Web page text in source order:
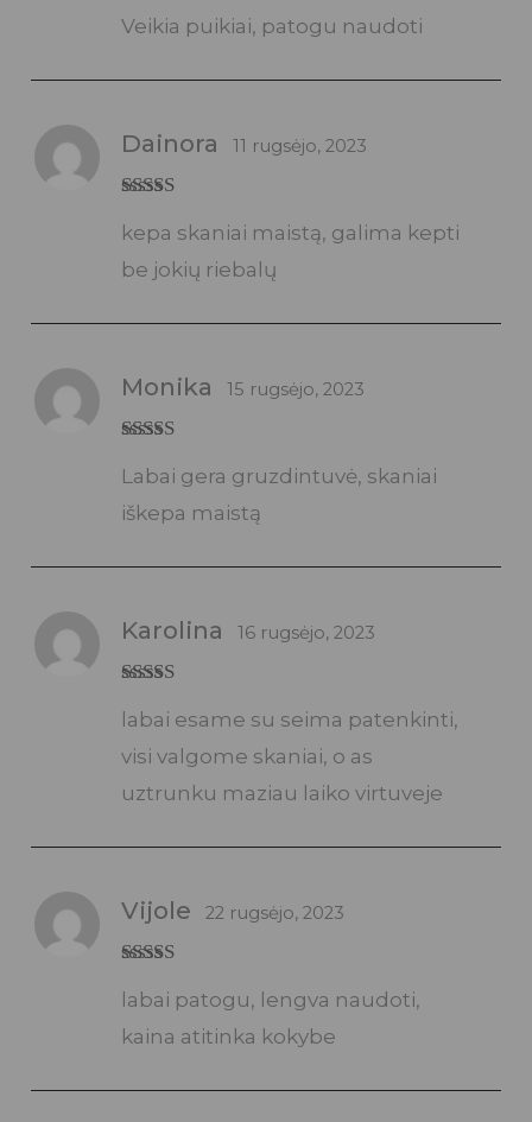
5iš 5
Veikia puikiai, patogu naudoti
5iš 5
Dainora 11 rugsėjo, 2023
kepa skaniai maistą, galima kepti
be jokių riebalų
5iš 5
Monika 15 rugsėjo, 2023
Labai gera gruzdintuvė, skaniai
iškepa maistą
5iš 5
Karolina 16 rugsėjo, 2023
labai esame su seima patenkinti,
visi valgome skaniai, o as
uztrunku maziau laiko virtuveje
5iš 5
Vijole 22 rugsėjo, 2023
labai patogu, lengva naudoti,
kaina atitinka kokybe